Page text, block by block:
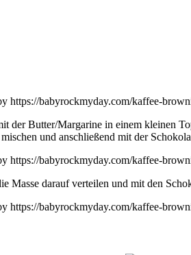
der Butter/Margarine in einem kleinen
und anschließend mit der
Masse darauf verteilen und mit den